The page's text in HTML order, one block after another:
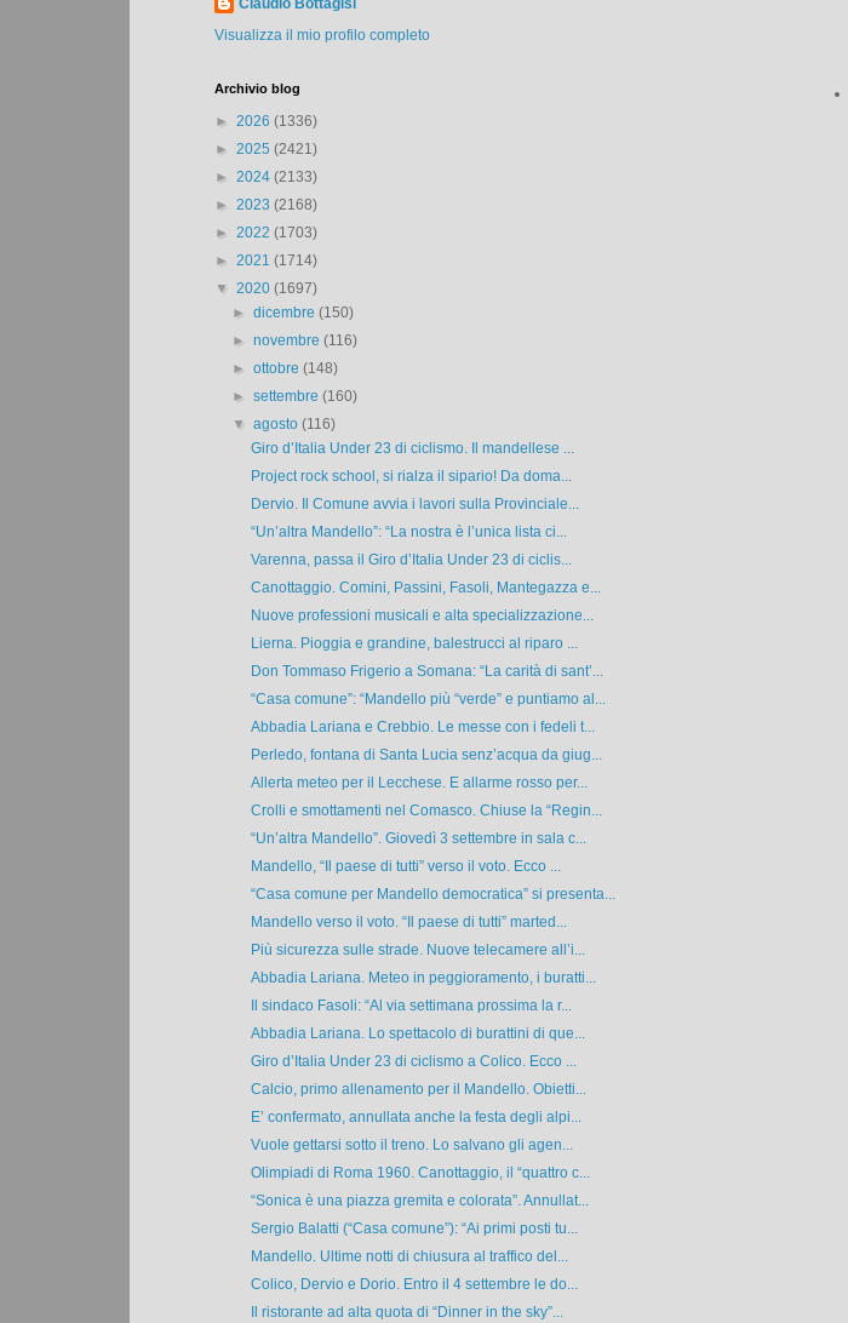
Claudio Bottagisi
Visualizza il mio profilo completo
Archivio blog
► 2026 (1336)
► 2025 (2421)
► 2024 (2133)
► 2023 (2168)
► 2022 (1703)
► 2021 (1714)
▼ 2020 (1697)
►dicembre(150)
►novembre(116)
►ottobre(148)
►settembre(160)
▼agosto(116)
Giro d’Italia Under 23 di ciclismo. Il mandellese ...
Project rock school, si rialza il sipario! Da doma...
Dervio. Il Comune avvia i lavori sulla Provinciale...
“Un’altra Mandello”: “La nostra è l’unica lista ci...
Varenna, passa il Giro d’Italia Under 23 di ciclis...
Canottaggio. Comini, Passini, Fasoli, Mantegazza e...
Nuove professioni musicali e alta specializzazione...
Lierna. Pioggia e grandine, balestrucci al riparo ...
Don Tommaso Frigerio a Somana: “La carità di sant’...
“Casa comune”: “Mandello più “verde” e puntiamo al...
Abbadia Lariana e Crebbio. Le messe con i fedeli t...
Perledo, fontana di Santa Lucia senz’acqua da giug...
Allerta meteo per il Lecchese. E allarme rosso per...
Crolli e smottamenti nel Comasco. Chiuse la “Regin...
“Un’altra Mandello”. Giovedì 3 settembre in sala c...
Mandello, “Il paese di tutti” verso il voto. Ecco ...
“Casa comune per Mandello democratica” si presenta...
Mandello verso il voto. “Il paese di tutti” marted...
Più sicurezza sulle strade. Nuove telecamere all’i...
Abbadia Lariana. Meteo in peggioramento, i buratti...
Il sindaco Fasoli: “Al via settimana prossima la r...
Abbadia Lariana. Lo spettacolo di burattini di que...
Giro d’Italia Under 23 di ciclismo a Colico. Ecco ...
Calcio, primo allenamento per il Mandello. Obietti...
E’ confermato, annullata anche la festa degli alpi...
Vuole gettarsi sotto il treno. Lo salvano gli agen...
Olimpiadi di Roma 1960. Canottaggio, il “quattro c...
“Sonica è una piazza gremita e colorata”. Annullat...
Sergio Balatti (“Casa comune”): “Ai primi posti tu...
Mandello. Ultime notti di chiusura al traffico del...
Colico, Dervio e Dorio. Entro il 4 settembre le do...
Il ristorante ad alta quota di “Dinner in the sky”...